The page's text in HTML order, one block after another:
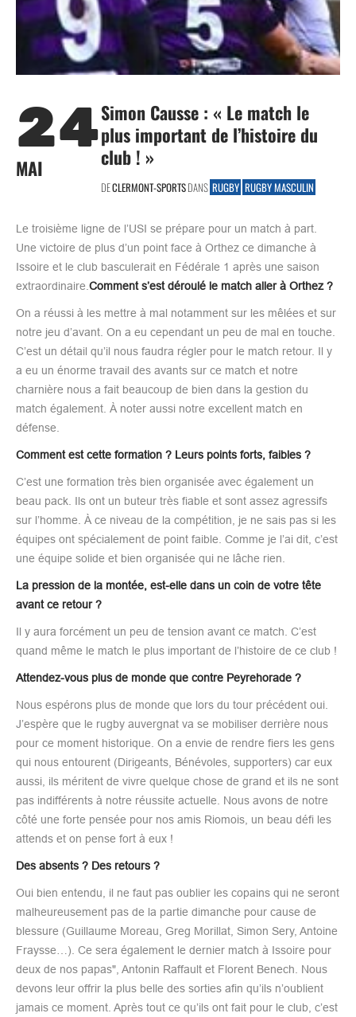
24
MAI
Simon Causse : « Le match le
plus important de l’histoire du
club ! »
DECLERMONT-SPORTSDANS RUGBY RUGBY MASCULIN
Le troisième ligne de l’USI se prépare pour un match à part.
Une victoire de plus d’un point face à Orthez ce dimanche à
Issoire et le club basculerait en Fédérale 1 après une saison
extraordinaire. Comment s’est déroulé le match aller à Orthez ?
On a réussi à les mettre à mal notamment sur les mêlées et sur
notre jeu d’avant. On a eu cependant un peu de mal en touche.
C’est un détail qu’il nous faudra régler pour le match retour. Il y
a eu un énorme travail des avants sur ce match et notre
charnière nous a fait beaucoup de bien dans la gestion du
match également. À noter aussi notre excellent match en
défense.
Comment est cette formation ? Leurs points forts, faibles ?
C’est une formation très bien organisée avec également un
beau pack. Ils ont un buteur très fiable et sont assez agressifs
sur l’homme. À ce niveau de la compétition, je ne sais pas si les
équipes ont spécialement de point faible. Comme je l’ai dit, c’est
une équipe solide et bien organisée qui ne lâche rien.
La pression de la montée, est-elle dans un coin de votre tête
avant ce retour ?
Il y aura forcément un peu de tension avant ce match. C’est
quand même le match le plus important de l’histoire de ce club !
Attendez-vous plus de monde que contre Peyrehorade ?
Nous espérons plus de monde que lors du tour précédent oui.
J’espère que le rugby auvergnat va se mobiliser derrière nous
pour ce moment historique. On a envie de rendre fiers les gens
qui nous entourent (Dirigeants, Bénévoles, supporters) car eux
aussi, ils méritent de vivre quelque chose de grand et ils ne sont
pas indifférents à notre réussite actuelle. Nous avons de notre
côté une forte pensée pour nos amis Riomois, un beau défi les
attends et on pense fort à eux !
Des absents ? Des retours ?
Oui bien entendu, il ne faut pas oublier les copains qui ne seront
malheureusement pas de la partie dimanche pour cause de
blessure (Guillaume Moreau, Greg Morillat, Simon Sery, Antoine
Fraysse…). Ce sera également le dernier match à Issoire pour
deux de nos papas", Antonin Raffault et Florent Benech. Nous
devons leur offrir la plus belle des sorties afin qu’ils n’oublient
jamais ce moment. Après tout ce qu’ils ont fait pour le club, c’est